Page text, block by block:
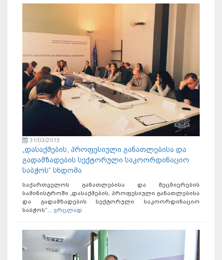
31/03/2015
„დასაქმების, პროფესიული განათლებისა და
გადამზადების სექტორული საკოორდინაციო
საბჭოს“ სხდომა
საქართველოს განათლებისა და მეცნიერების
სამინისტროში „დასაქმების, პროფესიული განათლებისა
და გადამზადების სექტორული საკოორდინაციო
საბჭოს“... ვრცლად